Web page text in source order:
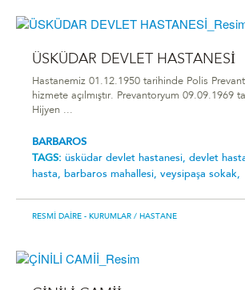
ÜSKÜDAR DEVLET HASTANESİ
Hastanemiz 01.12.1950 tarihinde Polis
hizmete açılmıştır. Prevantoryum 09.09.1969
Hijyen ...
BARBAROS
TAGS: üsküdar devlet hastanesi, devlet
hasta, barbaros mahallesi, veysipaşa sokak,
RESMI DAIRE - KURUMLAR / HASTANE